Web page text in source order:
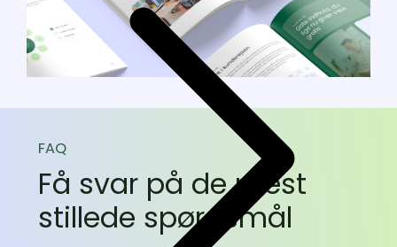
FAQ
Få svar på de mest
stillede spørgsmål